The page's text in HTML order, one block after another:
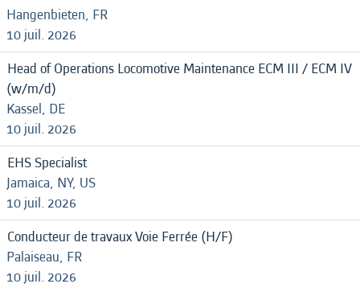
Hangenbieten, FR
10 juil. 2026
Head of Operations Locomotive Maintenance ECM III / ECM IV
(w/m/d)
Kassel, DE
10 juil. 2026
EHS Specialist
Jamaica, NY, US
10 juil. 2026
Conducteur de travaux Voie Ferrée (H/F)
Palaiseau, FR
10 juil. 2026